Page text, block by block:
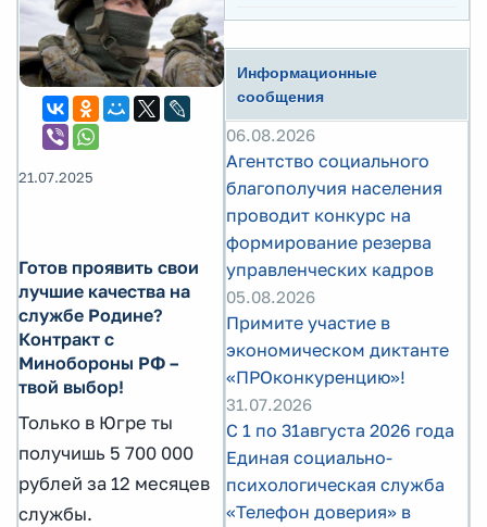
21.07.2025
Готов проявить свои
лучшие качества на
службе Родине?
Контракт с
Минобороны РФ –
твой выбор!
Только в Югре ты
получишь 5 700 000
рублей за 12 месяцев
службы.
Информационные
сообщения
06.08.2026
Агентство социального
благополучия населения
проводит конкурс на
формирование резерва
управленческих кадров
05.08.2026
Примите участие в
экономическом диктанте
«ПРОконкуренцию»!
31.07.2026
С 1 по 31августа 2026 года
Единая социально-
психологическая служба
«Телефон доверия» в